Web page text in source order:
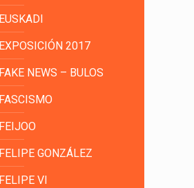
EUSKADI
EXPOSICIÓN 2017
FAKE NEWS – BULOS
FASCISMO
FEIJOO
FELIPE GONZÁLEZ
FELIPE VI